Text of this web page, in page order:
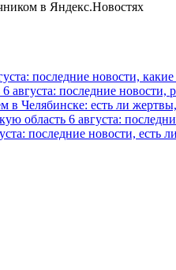
в Яндекс.Новостях
последние новости,
августа: последние новости,
в Челябинске: есть ли
область 6 августа:
последние новости, есть